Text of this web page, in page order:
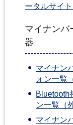
ータルサイ
マイナンバ
器
マイナン
ォン一覧
Bluetooth
ン一覧（
マイナン